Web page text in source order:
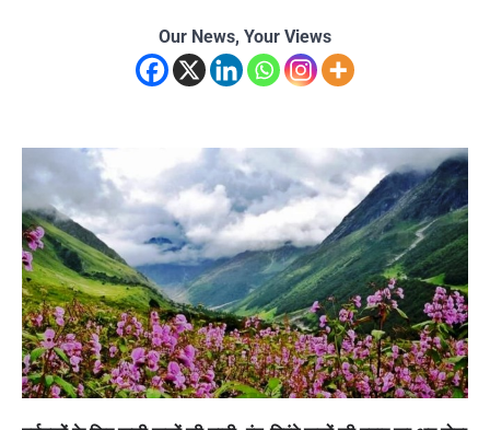
Our News, Your Views